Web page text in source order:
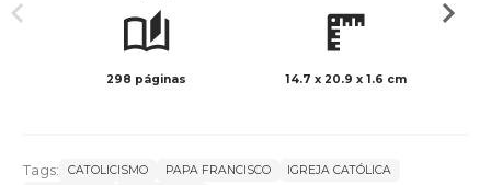
298 páginas 14.7 x 20.9 x 1.6 cm
Tags: CATOLICISMO PAPA FRANCISCO
IGREJA CATÓLICA